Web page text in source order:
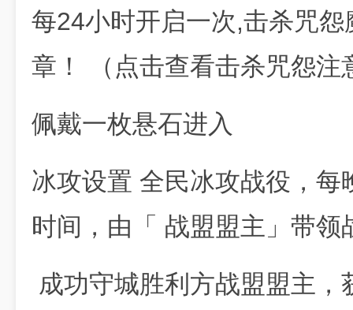
每24小时开启一次,击杀咒
章！ （点击查看击杀咒怨注
佩戴一枚悬石进入
冰攻设置 全民冰攻战役，
时间，由「 战盟盟主」带领
成功守城胜利方战盟盟主